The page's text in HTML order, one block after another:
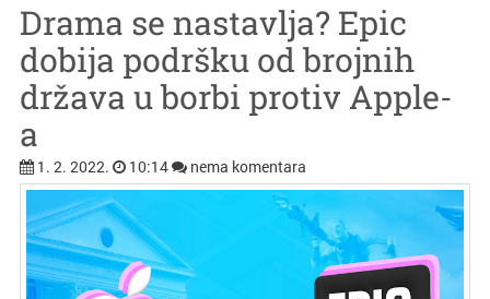
Drama se nastavlja? Epic
dobija podršku od brojnih
država u borbi protiv Apple-
a
1. 2. 2022. 10:14 nema komentara